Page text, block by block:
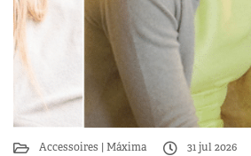
Accessoires Máxima 31 jul 2026